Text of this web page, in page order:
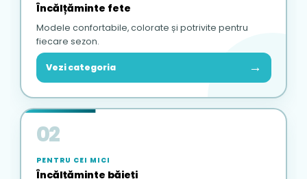
Încălțăminte fete
Modele confortabile, colorate și potrivite pentru
fiecare sezon.
Vezi categoria →
02
PENTRU CEI MICI
Încălțăminte băieți